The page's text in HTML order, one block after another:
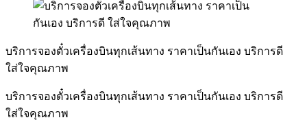
บริการจองตั๋วเครื่องบินทุกเส้นทาง ราคาเป็นกันเอง บริการดี
ใส่ใจคุณภาพ
บริการจองตั๋วเครื่องบินทุกเส้นทาง ราคาเป็นกันเอง บริการดี
ใส่ใจคุณภาพ